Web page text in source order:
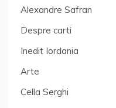
Alexandre Safran
Despre carti
Inedit Iordania
Arte
Cella Serghi